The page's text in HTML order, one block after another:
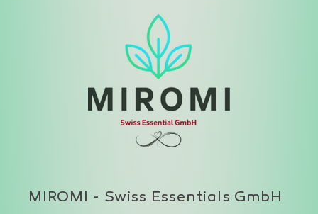
MIROMI - Swiss Essentials GmbH